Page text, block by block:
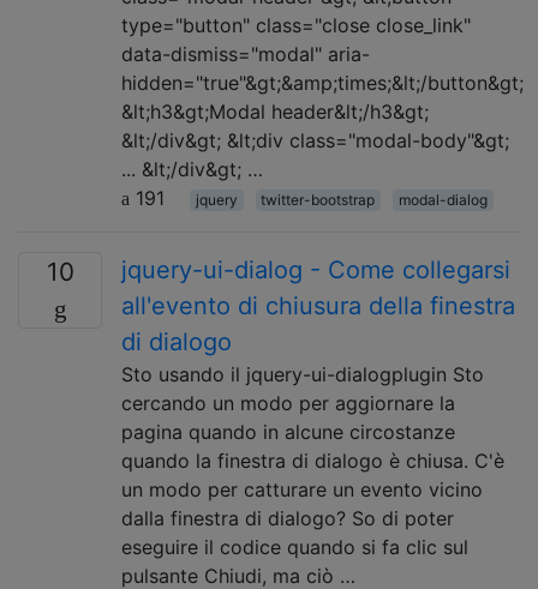
type="button" class="close close_link"
data-dismiss="modal" aria-
hidden="true"&gt;&amp;times;&lt;/button&gt;
&lt;h3&gt;Modal header&lt;/h3&gt;
&lt;/div&gt; &lt;div class="modal-body"&gt;
... &lt;/div&gt; …
191
jquery twitter-bootstrap modal-dialog
10
jquery-ui-dialog - Come collegarsi
all'evento di chiusura della finestra
di dialogo
Sto usando il jquery-ui-dialogplugin Sto
cercando un modo per aggiornare la
pagina quando in alcune circostanze
quando la finestra di dialogo è chiusa. C'è
un modo per catturare un evento vicino
dalla finestra di dialogo? So di poter
eseguire il codice quando si fa clic sul
pulsante Chiudi, ma ciò …